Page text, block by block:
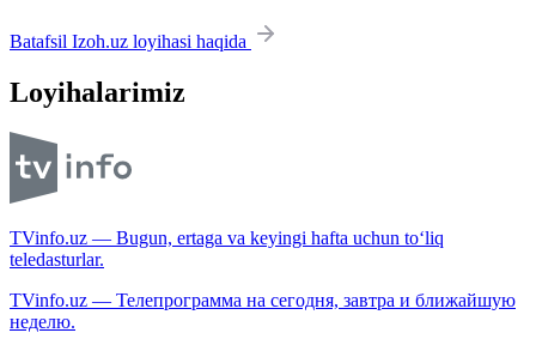
Batafsil Izoh.uz loyihasi haqida
Loyihalarimiz
TVinfo.uz — Bugun, ertaga va keyingi hafta uchun to‘liq
teledasturlar.
TVinfo.uz — Телепрограмма на сегодня, завтра и ближайшую
неделю.